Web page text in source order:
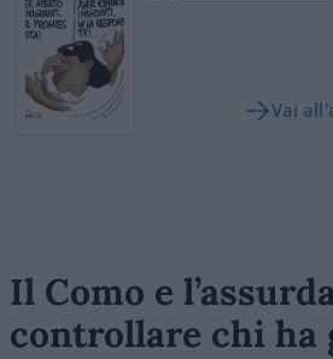
Vai
Il Como e
controllare chi ha